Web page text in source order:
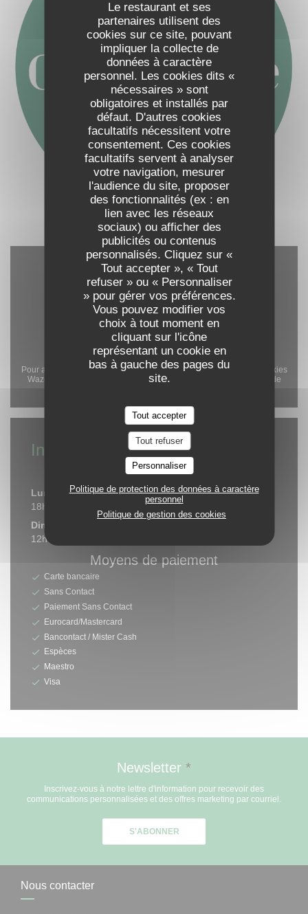
Le restaurant et ses
partenaires utilisent des
cookies sur ce site, pouvant
impliquer la collecte de
données à caractère
personnel. Les cookies dits «
nécessaires » sont
obligatoires et installés par
défaut. D'autres cookies
facultatifs nécessitent votre
consentement. Ces cookies
facultatifs servent à analyser
votre navigation, mesurer
l'audience du site, proposer
des fonctionnalités (ex : en
lien avec les réseaux
sociaux) ou afficher des
publicités ou contenus
personnalisés. Cliquez sur «
Tout accepter », « Tout
refuser » ou « Personnaliser
» pour gérer vos préférences.
Vous pouvez modifier vos
choix à tout moment en
cliquant sur l'icône
représentant un cookie en
bas à gauche des pages du
site.
Tout accepter
Tout refuser
Personnaliser
Politique de protection des données à caractère
personnel
Politique de gestion des cookies
Pour afficher la carte interactive Waze, vous devez accepter les cookies
Waze Map (Google). Ces cookies peuvent collecter des données de
Infos pratiques
Horaires
Lun
Sam
18h00 - 21h00
Dimanche
12h00 - 13h00
Moyens de paiement
Carte bancaire
Sans Contact
Paiement Sans Contact
Eurocard/Mastercard
Bancontact / Mister Cash
Espèces
Maestro
Visa
Newsletter *
Inscrivez-vous à notre lettre d'information pour recevoir des
communications personnalisées et des offres marketing par courriel.
S'ABONNER
Nous contacter